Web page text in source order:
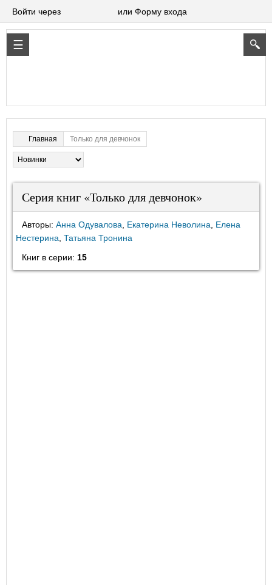
Войти через или Форму входа
Главная Только для девчонок
Серия книг «Только для девчонок»
Авторы: Анна Одувалова Екатерина Неволина
Елена
Нестерина Татьяна Тронина
Книг в серии: 15